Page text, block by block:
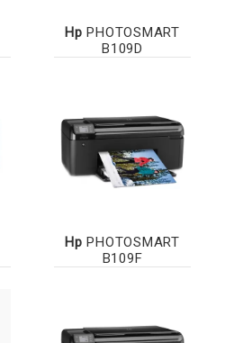
Hp PHOTOSMART
B109D
Hp PHOTOSMART
B109F